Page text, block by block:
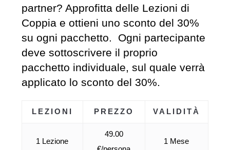
partner? Approfitta delle Lezioni di
Coppia e ottieni uno sconto del 30%
su ogni pacchetto. Ogni partecipante
deve sottoscrivere il proprio
pacchetto individuale, sul quale verrà
applicato lo sconto del 30%.
LEZIONI PREZZO VALIDITÀ
1 Lezione
49.00
1 Mese